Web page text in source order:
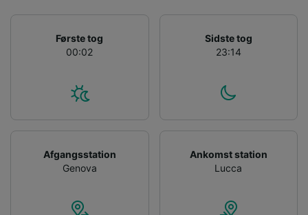
Første tog
00:02
Sidste tog
23:14
Afgangsstation
Genova
Ankomst station
Lucca
tjenester.
Liste over partnere (leverandører)